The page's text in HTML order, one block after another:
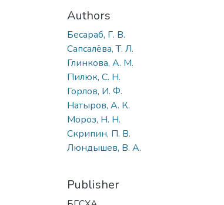
Authors
Бесараб, Г. В.
Сапсалёва, Т. Л.
Глинкова, А. М.
Пилюк, С. Н.
Горлов, И. Ф.
Натыров, А. К.
Мороз, Н. Н.
Скрипин, П. В.
Люндышев, В. А.
Publisher